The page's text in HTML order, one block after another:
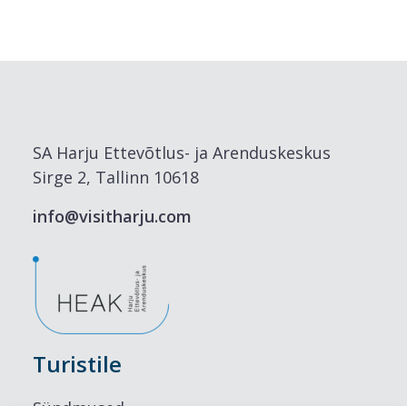
SA Harju Ettevõtlus- ja Arenduskeskus
Sirge 2, Tallinn 10618
info@visitharju.com
Turistile